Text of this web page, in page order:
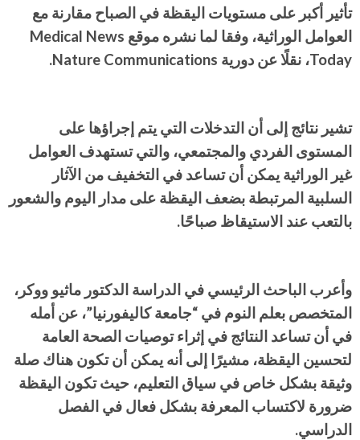
تأثير أكبر على مستويات اليقظة في الصباح مقارنة مع
العوامل الوراثية، وفقا لما نشره موقع Medical News
Today، نقلًا عن دورية Nature Communications.
تشير نتائج إلى أن التدخلات التي يتم إجراؤها على
المستوى الفردي والمجتمعي، والتي تستهدف العوامل
غير الوراثية يمكن أن تساعد في التخفيف من الآثار
السلبية المرتبطة بضعف اليقظة على مدار اليوم والشعور
بالتعب عند الاستيقاظ صباحًا.
وأعرب الباحث الرئيسي في الدراسة الدكتور ماثيو ووكر،
المتخصص بعلم النوم في “جامعة كاليفورنيا”، عن أمله
في أن تساعد النتائج في إثراء توصيات الصحة العامة
لتحسين اليقظة، مشيرًا إلى أنه يمكن أن تكون هناك صلة
وثيقة بشكل خاص في سياق التعليم، حيث تكون اليقظة
ضرورة لاكتساب المعرفة بشكل فعال في الفصل
الدراسي.